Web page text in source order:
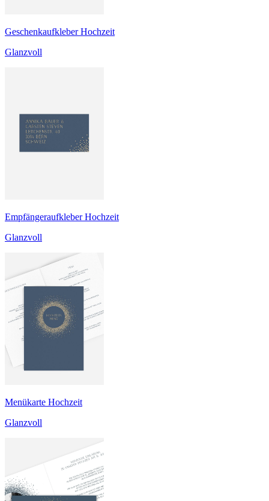
Geschenkaufkleber Hochzeit
Glanzvoll
Empfängeraufkleber Hochzeit
Glanzvoll
Menükarte Hochzeit
Glanzvoll